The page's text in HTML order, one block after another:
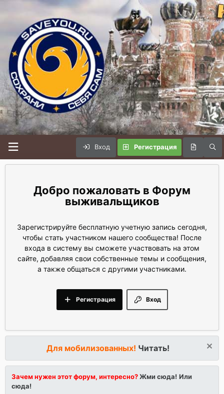
Вход Регистрация
Форум
выживальщиков
Зарегистрируйте бесплатную учетную запись сегодня,
чтобы стать участником нашего сообщества! После
входа в систему вы сможете участвовать на этом
сайте, добавляя свои собственные темы и сообщения,
а также общаться с другими участниками.
Вход
Регистрация
Для мобилизованных! Читать!
Зачем нужен этот форум, интересно?Жми сюда! Или
сюда!